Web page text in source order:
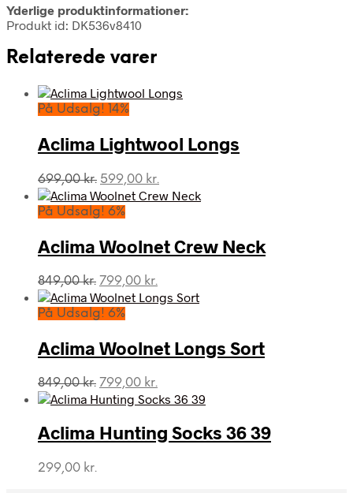
Yderlige produktinformationer:
Produkt id: DK536v8410
Relaterede varer
På Udsalg! 14%
Aclima Lightwool Longs
699,00kr. Den
oprindelige
pris
699,00 kr..
599,00 kr.
aktuelle
599,00 kr..
På Udsalg! 6%
Aclima Woolnet Crew Neck
849,00kr. Den
oprindelige
pris
849,00 kr..
799,00 kr.
aktuelle
799,00 kr..
På Udsalg! 6%
Aclima Woolnet Longs Sort
849,00kr. Den
oprindelige
var:
849,00 kr..
799,00 kr.
aktuelle
er:
799,00 kr..
Aclima Hunting Socks 36 39
299,00 kr.